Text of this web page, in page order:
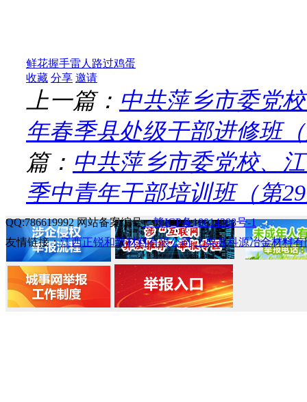
鲜花握手雷人 路过鸡蛋
收藏 分享 邀请
上一篇： 中共萍乡市委党
年春季县处级干部进修班
篇： 中共萍乡市委党校、
季中青年干部培训班（第
QQ:786619992 网站备案编号：赣ICP备18014388号-1
友情链接：江西正锐和新材料有限公司 上栗县科源冶金材料有